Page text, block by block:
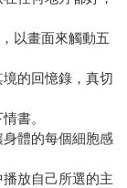
以畫面來觸動五
的回憶錄，真切
書。
身體的每個細胞感
放自己所選的主